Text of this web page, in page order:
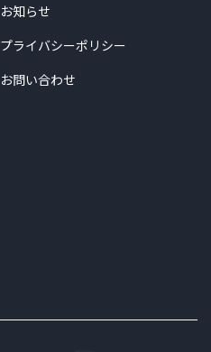
お知らせ
プライバシーポリシー
お問い合わせ